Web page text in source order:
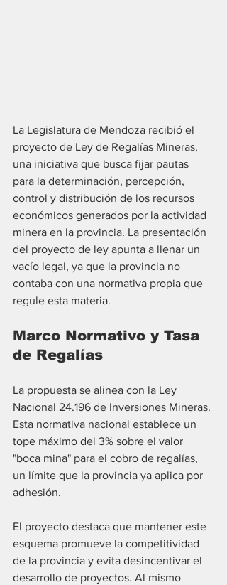
La Legislatura de Mendoza recibió el
proyecto de Ley de Regalías Mineras,
una iniciativa que busca fijar pautas
para la determinación, percepción,
control y distribución de los recursos
económicos generados por la actividad
minera en la provincia. La presentación
del proyecto de ley apunta a llenar un
vacío legal, ya que la provincia no
contaba con una normativa propia que
regule esta materia.
Marco Normativo y Tasa
de Regalías
La propuesta se alinea con la Ley
Nacional 24.196 de Inversiones Mineras.
Esta normativa nacional establece un
tope máximo del 3% sobre el valor
"boca mina" para el cobro de regalías,
un límite que la provincia ya aplica por
adhesión.
El proyecto destaca que mantener este
esquema promueve la competitividad
de la provincia y evita desincentivar el
desarrollo de proyectos. Al mismo